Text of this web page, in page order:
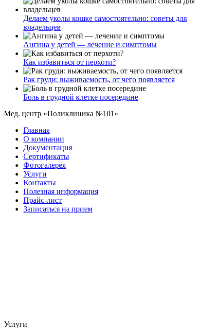
Делаем уколы кошке самостоятельно: советы для
владельцев
Ангина у детей — лечение и симптомы
Как избавиться от перхоти?
Рак груди: выживаемость, от чего появляется
Боль в грудной клетке посередине
Мед. центр «Поликлиника №101»
Главная
О компании
Документация
Сертификаты
Фотогалерея
Услуги
Контакты
Полезная информация
Прайс-лист
Записаться на прием
Услуги